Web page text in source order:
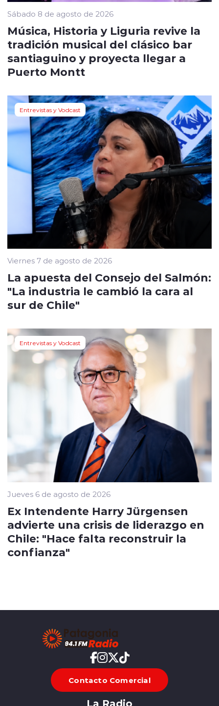
Sábado 8 de agosto de 2026
Música, Historia y Liguria revive la
tradición musical del clásico bar
santiaguino y proyecta llegar a
Puerto Montt
Entrevistas y Vodcast
Viernes 7 de agosto de 2026
La apuesta del Consejo del Salmón:
"La industria le cambió la cara al
sur de Chile"
Entrevistas y Vodcast
Jueves 6 de agosto de 2026
Ex Intendente Harry Jürgensen
advierte una crisis de liderazgo en
Chile: "Hace falta reconstruir la
confianza"
Contacto Comercial
La Radio